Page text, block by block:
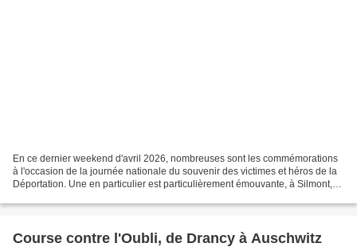
En ce dernier weekend d'avril 2026, nombreuses sont les commémorations
à l'occasion de la journée nationale du souvenir des victimes et héros de la
Déportation. Une en particulier est particulièrement émouvante, à Silmont,
Course contre l'Oubli, de Drancy à Auschwitz